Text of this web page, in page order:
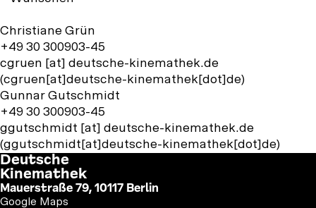
Christiane Grün
+49 30 300903-45
cgruen [at] deutsche-kinemathek.de
(cgruen[at]deutsche-kinemathek[dot]de)
Gunnar Gutschmidt
+49 30 300903-45
ggutschmidt [at] deutsche-kinemathek.de
(ggutschmidt[at]deutsche-kinemathek[dot]de)
Deutsche
Kinemathek
Mauerstraße 79, 10117 Berlin
Google Maps